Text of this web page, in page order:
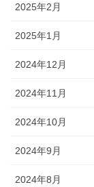
2025年2月
2025年1月
2024年12月
2024年11月
2024年10月
2024年9月
2024年8月